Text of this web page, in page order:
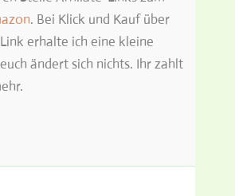
. Bei Klick und Kauf über
erhalte ich eine kleine
ändert sich nichts. Ihr zahlt